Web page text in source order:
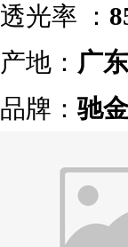
透光率 ：
产地： 广东
品牌： 驰金